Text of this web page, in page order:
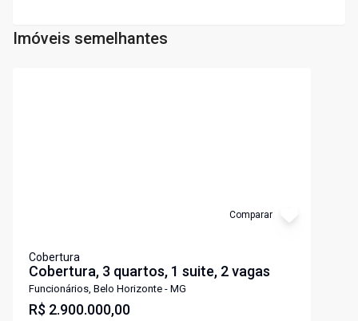
Imóveis semelhantes
Comparar
Cobertura
Cobertura, 3 quartos, 1 suite, 2 vagas
Funcionários, Belo Horizonte - MG
R$ 2.900.000,00